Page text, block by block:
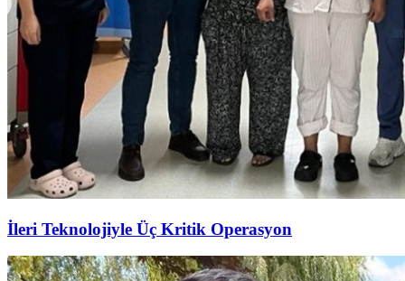
İleri Teknolojiyle Üç Kritik Operasyon